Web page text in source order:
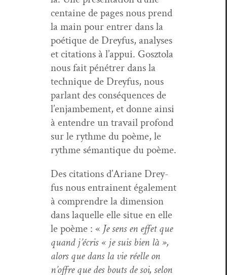
cen­taine de pages nous prend
la main pour entr­er dans la
poé­tique de Drey­fus, analy­ses
et cita­tions à l’appui. Gosz­to­la
nous fait pénétr­er dans la
tech­nique de Drey­fus, nous
par­lant des con­séquences de
l’enjambement, et donne ain­si
à enten­dre un tra­vail pro­fond
sur le rythme du poème, le
rythme séman­tique du poème.
Des cita­tions d’Ariane Drey­
fus nous entrainent égale­ment
à com­pren­dre la dimen­sion
dans laque­lle elle situe en elle
le poème : « Je sens en effet que
quand j’écris « je suis bien là »,
alors que dans la vie réelle on
n’offre que des bouts de soi, selon